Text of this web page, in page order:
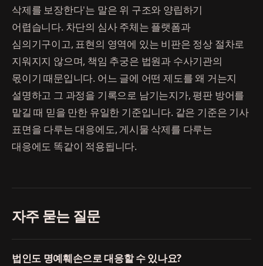
삭제를 보장한다'는 말은 위 구조와 양립하기
어렵습니다. 차단의 심사 주체는 플랫폼과
심의기구이고, 표현의 영역에 있는 비판은 정상 절차로
지워지지 않으며, 책임 추궁은 법원과 수사기관의
몫이기 때문입니다. 어느 글에 어떤 제도를 왜 거는지
설명하고 그 과정을 기록으로 남기는지가, 평판 방어를
맡길 때 믿을 만한 유일한 기준입니다. 같은 기준은 기사
표면을 다루는 대응에도, 게시물 삭제를 다루는
대응에도 똑같이 적용됩니다.
자주 묻는 질문
법인도 명예훼손으로 대응할 수 있나요?